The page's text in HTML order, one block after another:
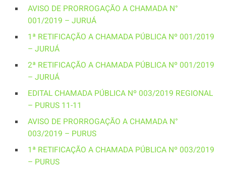
AVISO DE PRORROGAÇÃO A CHAMADA N°
001/2019 – JURUÁ
1ª RETIFICAÇÃO A CHAMADA PÚBLICA Nº 001/2019
– JURUÁ
2ª RETIFICAÇÃO A CHAMADA PÚBLICA Nº 001/2019
– JURUÁ
EDITAL CHAMADA PÚBLICA Nº 003/2019 REGIONAL
– PURUS 11-11
AVISO DE PRORROGAÇÃO A CHAMADA N°
003/2019 – PURUS
1ª RETIFICAÇÃO A CHAMADA PÚBLICA Nº 003/2019
– PURUS